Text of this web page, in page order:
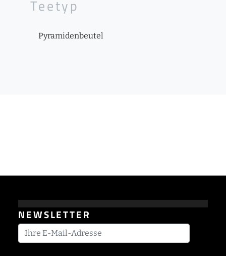
Teetyp
Pyramidenbeutel
NEWSLETTER